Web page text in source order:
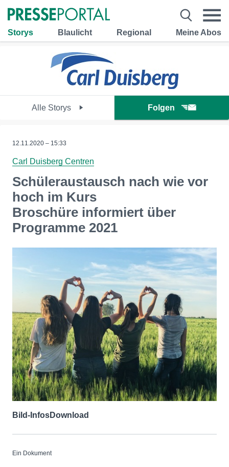
Storys Blaulicht Regional Meine Abos
Alle Storys Folgen
12.11.2020 – 15:33
Carl Duisberg Centren
Schüleraustausch nach wie vor
hoch im Kurs
Broschüre informiert über
Programme 2021
Bild-InfosDownload
Ein Dokument